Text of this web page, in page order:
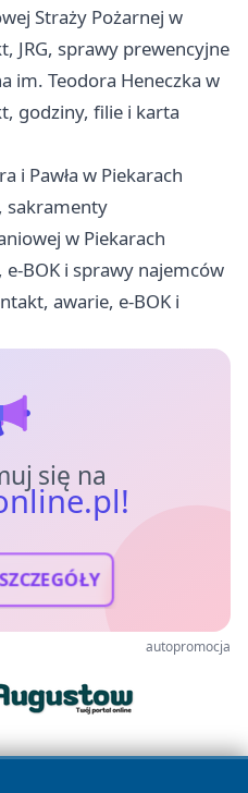
Straży Pożarnej w
JRG, sprawy prewencyjne
im. Teodora Heneczka w
godziny, filie i karta
i Pawła w Piekarach
sakramenty
w Piekarach
BOK i sprawy najemców
awarie, e-BOK i
się na
autopromocja